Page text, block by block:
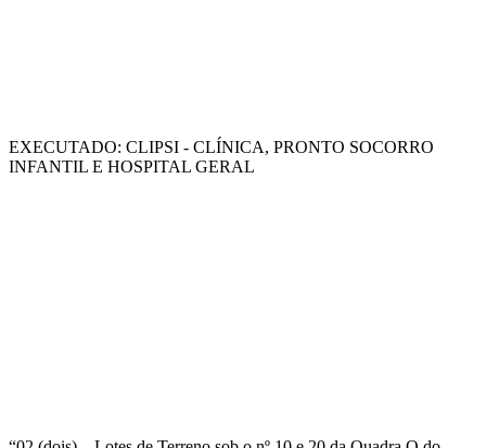
EXECUTADO: CLIPSI - CLÍNICA, PRONTO SOCORRO
INFANTIL E HOSPITAL GERAL